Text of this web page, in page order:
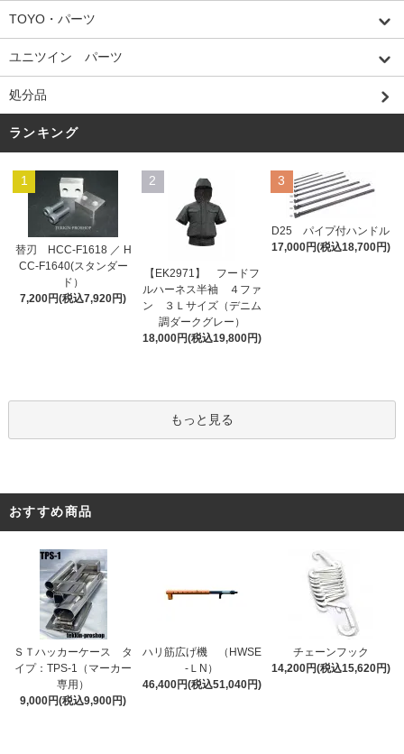
TOYO・パーツ
ユニツイン パーツ
処分品
ランキング
1
替刃 HCC-F1618 ／ H
CC-F1640(スタンダー
ド）
7,200円(税込7,920円)
2
【EK2971】 フードフ
ルハーネス半袖 ４ファ
ン ３Ｌサイズ（デニム
調ダークグレー）
18,000円(税込19,800円)
3
D25 パイプ付ハンドル
17,000円(税込18,700円)
もっと見る
おすすめ商品
ＳＴハッカーケース タ
イプ：TPS-1（マーカー
専用）
9,000円(税込9,900円)
ハリ筋広げ機 （HWSE
-ＬN）
46,400円(税込51,040円)
チェーンフック
14,200円(税込15,620円)